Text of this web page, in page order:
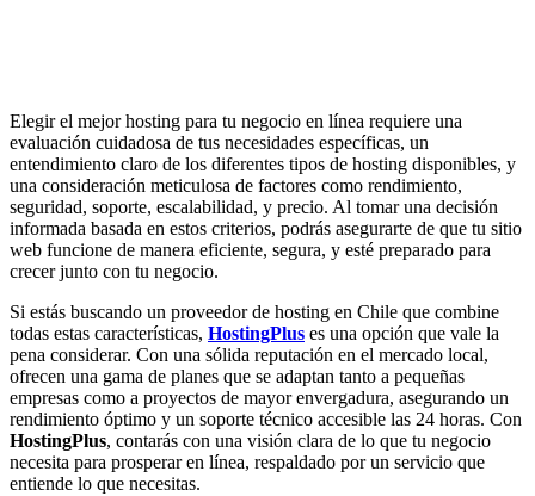
Elegir el mejor hosting para tu negocio en línea requiere una
evaluación cuidadosa de tus necesidades específicas, un
entendimiento claro de los diferentes tipos de hosting disponibles, y
una consideración meticulosa de factores como rendimiento,
seguridad, soporte, escalabilidad, y precio. Al tomar una decisión
informada basada en estos criterios, podrás asegurarte de que tu sitio
web funcione de manera eficiente, segura, y esté preparado para
crecer junto con tu negocio.
Si estás buscando un proveedor de hosting en Chile que combine
todas estas características, HostingPlus es una opción que vale la
pena considerar. Con una sólida reputación en el mercado local,
ofrecen una gama de planes que se adaptan tanto a pequeñas
empresas como a proyectos de mayor envergadura, asegurando un
rendimiento óptimo y un soporte técnico accesible las 24 horas. Con
HostingPlus, contarás con una visión clara de lo que tu negocio
necesita para prosperar en línea, respaldado por un servicio que
entiende lo que necesitas.